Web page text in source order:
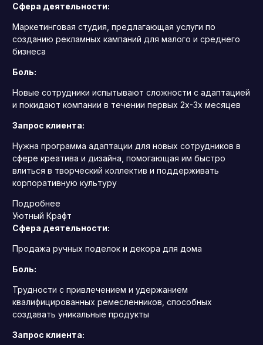
Сфера деятельности:
Маркетинговая студия, предлагающая услуги по
созданию рекламных кампаний для малого и среднего
бизнеса
Боль:
Новые сотрудники испытывают сложности с адаптацией
и покидают компании в течении первых 2х-3х месяцев
Запрос клиента:
Нужна программа адаптации для новых сотрудников в
сфере креатива и дизайна, помогающая им быстро
влиться в творческий коллектив и поддерживать
корпоративную культуру
Подробнее
Уютный Крафт
Сфера деятельности:
Продажа ручных поделок и декора для дома
Боль:
Трудности с привлечением и удержанием
квалифицированных ремесленников, способных
создавать уникальные продукты
Запрос клиента: